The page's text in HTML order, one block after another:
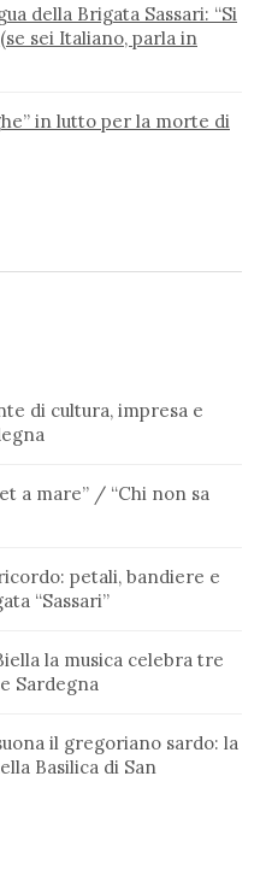
della Brigata Sassari: “Si
sei Italiano, parla in
in lutto per la morte di
di cultura, impresa e
a mare” / “Chi non sa
petali, bandiere e
“Sassari”
la musica celebra tre
Sardegna
il gregoriano sardo: la
Basilica di San